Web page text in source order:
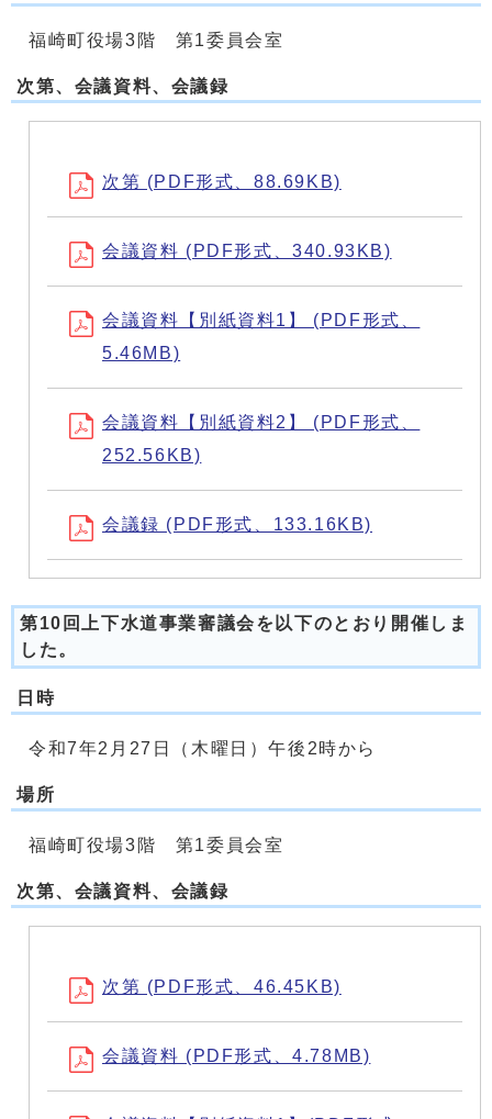
福崎町役場3階 第1委員会室
次第、会議資料、会議録
次第 (PDF形式、88.69KB)
会議資料 (PDF形式、340.93KB)
会議資料【別紙資料1】 (PDF形式、
5.46MB)
会議資料【別紙資料2】 (PDF形式、
252.56KB)
会議録 (PDF形式、133.16KB)
第10回上下水道事業審議会を以下のとおり開催しま
した。
日時
令和7年2月27日（木曜日）午後2時から
場所
福崎町役場3階 第1委員会室
次第、会議資料、会議録
次第 (PDF形式、46.45KB)
会議資料 (PDF形式、4.78MB)